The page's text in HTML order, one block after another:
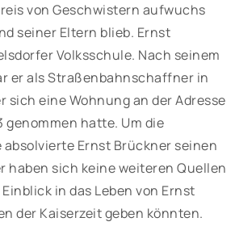
von Geschwistern aufwuchs
seiner Eltern blieb. Ernst
Volksschule. Nach seinem
er als Straßenbahnschaffner in
sich eine Wohnung an der Adresse
hatte. Um die
Ernst Brückner seinen
haben sich keine weiteren Quellen
in das Leben von Ernst
der Kaiserzeit geben könnten.